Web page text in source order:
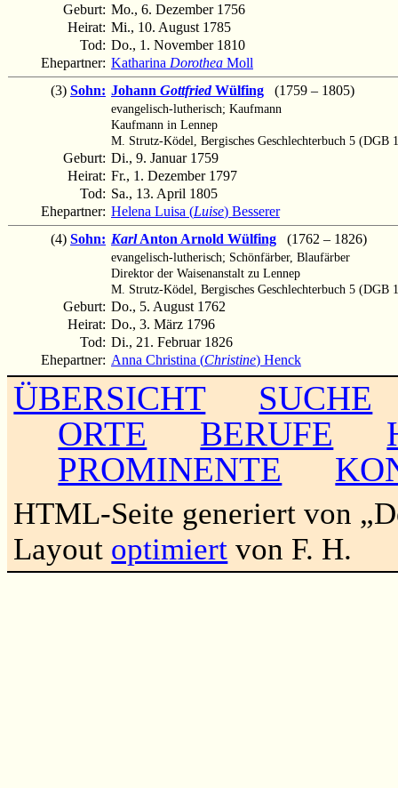
Geburt: Mo., 6. Dezember 1756
Heirat: Mi., 10. August 1785
Tod: Do., 1. November 1810
Ehepartner: Katharina Dorothea Moll
(3) Sohn: Johann GottfriedWülfing (1759 – 1805)
evangelisch-lutherisch; Kaufmann
Kaufmann in Lennep
M. Strutz-Ködel, Bergisches Geschlechterbuch 5 (DGB
Geburt: Di., 9. Januar 1759
Heirat: Fr., 1. Dezember 1797
Tod: Sa., 13. April 1805
Ehepartner: Helena Luisa (Luise) Besserer
(4) Sohn: KarlAnton Arnold Wülfing (1762 – 1826)
evangelisch-lutherisch; Schönfärber, Blaufärber
Direktor der Waisenanstalt zu Lennep
M. Strutz-Ködel, Bergisches Geschlechterbuch 5
Geburt: Do., 5. August 1762
Heirat: Do., 3. März 1796
Tod: Di., 21. Februar 1826
Ehepartner: Anna Christina (Christine) Henck
ÜBERSICHT
SUCHE
ORTE
BERUFE
PROMINENTE
HTML-Seite generiert von
Layout optimiert von F. H.